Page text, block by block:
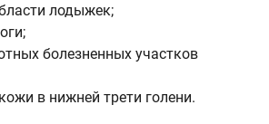
лодыжек;
болезненных участков
в нижней трети голени.